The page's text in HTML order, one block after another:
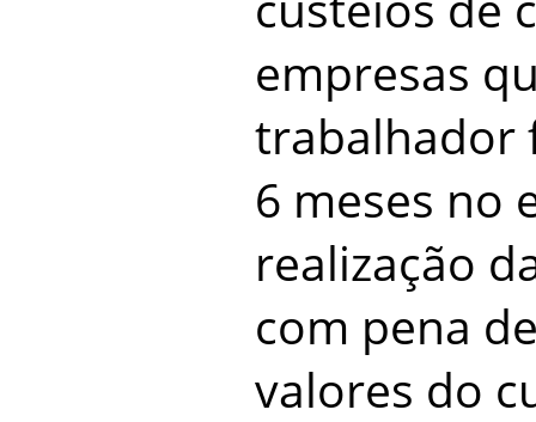
empresas
trabalhador
6 meses no
realização
com pena
valores do